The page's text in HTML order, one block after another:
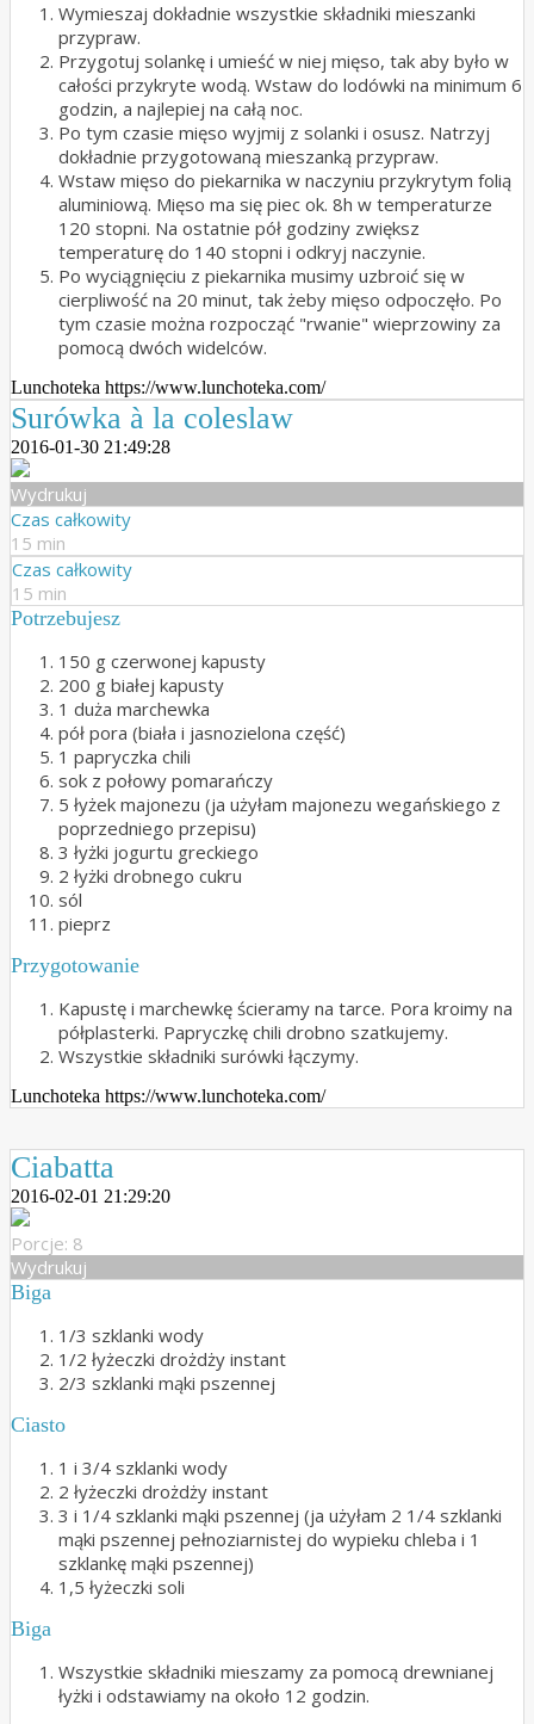
Wymieszaj dokładnie wszystkie składniki mieszanki
przypraw.
Przygotuj solankę i umieść w niej mięso, tak aby było w
całości przykryte wodą. Wstaw do lodówki na minimum 6
godzin, a najlepiej na całą noc.
Po tym czasie mięso wyjmij z solanki i osusz. Natrzyj
dokładnie przygotowaną mieszanką przypraw.
Wstaw mięso do piekarnika w naczyniu przykrytym folią
aluminiową. Mięso ma się piec ok. 8h w temperaturze
120 stopni. Na ostatnie pół godziny zwiększ
temperaturę do 140 stopni i odkryj naczynie.
Po wyciągnięciu z piekarnika musimy uzbroić się w
cierpliwość na 20 minut, tak żeby mięso odpoczęło. Po
tym czasie można rozpocząć "rwanie" wieprzowiny za
pomocą dwóch widelców.
Lunchoteka https://www.lunchoteka.com/
Surówka à la coleslaw
2016-01-30 21:49:28
Wydrukuj
Czas całkowity
15 min
Czas całkowity
15 min
Potrzebujesz
150 g czerwonej kapusty
200 g białej kapusty
1 duża marchewka
pół pora (biała i jasnozielona część)
1 papryczka chili
sok z połowy pomarańczy
5 łyżek majonezu (ja użyłam majonezu wegańskiego z
poprzedniego przepisu)
3 łyżki jogurtu greckiego
2 łyżki drobnego cukru
sól
pieprz
Przygotowanie
Kapustę i marchewkę ścieramy na tarce. Pora kroimy na
półplasterki. Papryczkę chili drobno szatkujemy.
Wszystkie składniki surówki łączymy.
Lunchoteka https://www.lunchoteka.com/
Ciabatta
2016-02-01 21:29:20
Porcje: 8
Wydrukuj
Biga
1/3 szklanki wody
1/2 łyżeczki drożdży instant
2/3 szklanki mąki pszennej
Ciasto
1 i 3/4 szklanki wody
2 łyżeczki drożdży instant
3 i 1/4 szklanki mąki pszennej (ja użyłam 2 1/4 szklanki
mąki pszennej pełnoziarnistej do wypieku chleba i 1
szklankę mąki pszennej)
1,5 łyżeczki soli
Biga
Wszystkie składniki mieszamy za pomocą drewnianej
łyżki i odstawiamy na około 12 godzin.